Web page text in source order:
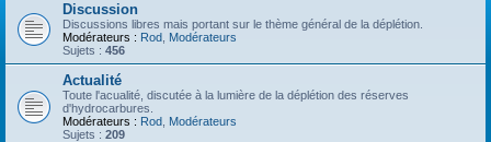
Discussion
Discussions libres mais portant sur le thème général de la déplétion.
Modérateurs : Rod Modérateurs
Sujets : 456
Actualité
Toute l'acualité, discutée à la lumière de la déplétion des réserves
d'hydrocarbures.
Modérateurs : Rod Modérateurs
Sujets : 209